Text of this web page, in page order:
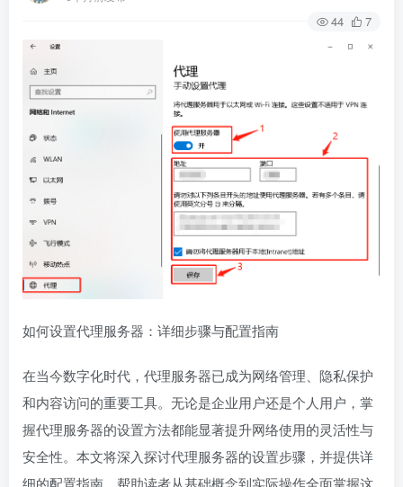
44 7
如何设置代理服务器：详细步骤与配置指南
在当今数字化时代，代理服务器已成为网络管理、隐私保护
和内容访问的重要工具。无论是企业用户还是个人用户，掌
握代理服务器的设置方法都能显著提升网络使用的灵活性与
安全性。本文将深入探讨代理服务器的设置步骤，并提供详
细的配置指南，帮助读者从基础概念到实际操作全面掌握这